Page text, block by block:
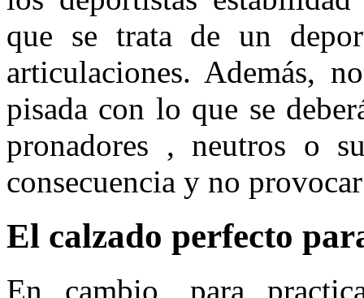
que se trata de un
articulaciones. Además,
pisada con lo que se
pronadores , neutros o
consecuencia y no
El calzado perfecto
En cambio, para